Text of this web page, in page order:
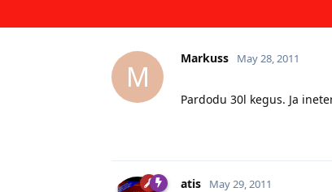
M
Markuss May 28, 2011
Pardodu 30l kegus. Ja
atis May 29, 2011